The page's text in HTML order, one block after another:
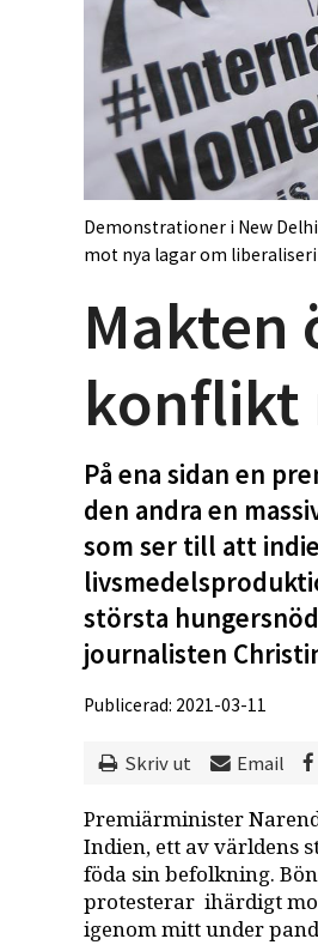
Demonstrationer i New
mot nya lagar om
Makten
konflikt
På ena sidan en
den andra en
som ser till att
största
journalisten
Publicerad: 2021-03-11
Skriv ut Email
Premiärminister
Indien, ett av världens
föda sin befolkning.
protesterar ihärdigt
igenom mitt under